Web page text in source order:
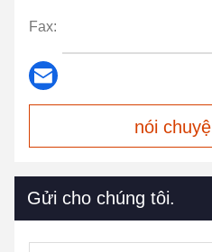
Fax:
nói
Gửi cho chúng tôi.